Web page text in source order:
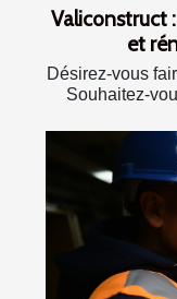
Valiconstruct
et
Désirez-vous
Souhaitez-